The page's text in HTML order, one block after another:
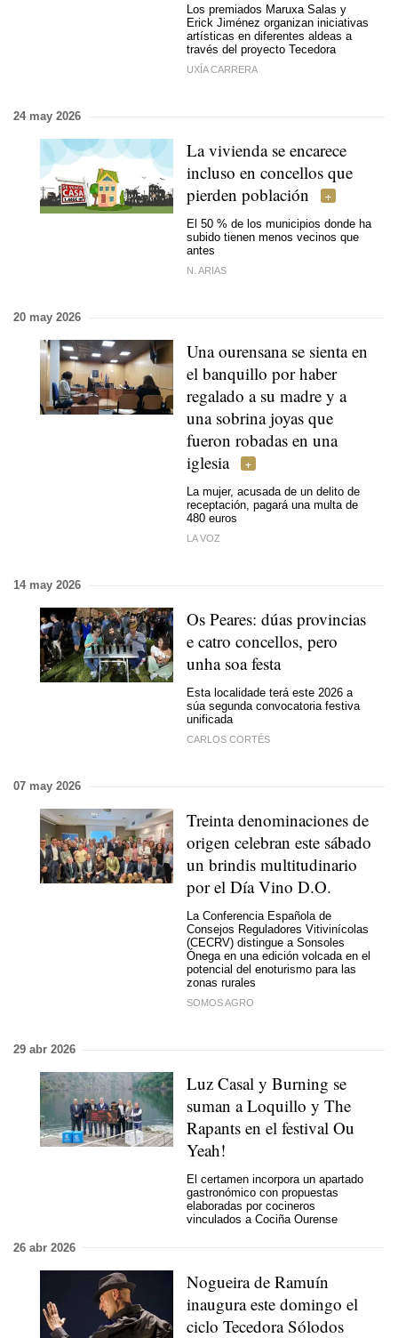
Los premiados Maruxa Salas y
Erick Jiménez organizan iniciativas
artísticas en diferentes aldeas a
través del proyecto Tecedora
UXÍA CARRERA
24 may 2026
La vivienda se encarece
incluso en concellos que
pierden población
El 50 % de los municipios donde ha
subido tienen menos vecinos que
antes
N. ARIAS
20 may 2026
Una ourensana se sienta en
el banquillo por haber
regalado a su madre y a
una sobrina joyas que
fueron robadas en una
iglesia
La mujer, acusada de un delito de
receptación, pagará una multa de
480 euros
LA VOZ
14 may 2026
Os Peares: dúas provincias
e catro concellos, pero
unha soa festa
Esta localidade terá este 2026 a
súa segunda convocatoria festiva
unificada
CARLOS CORTÉS
07 may 2026
Treinta denominaciones de
origen celebran este sábado
un brindis multitudinario
por el Día Vino D.O.
La Conferencia Española de
Consejos Reguladores Vitivinícolas
(CECRV) distingue a Sonsoles
Ónega en una edición volcada en el
potencial del enoturismo para las
zonas rurales
SOMOS AGRO
29 abr 2026
Luz Casal y Burning se
suman a Loquillo y The
Rapants en el festival Ou
Yeah!
El certamen incorpora un apartado
gastronómico con propuestas
elaboradas por cocineros
vinculados a Cociña Ourense
26 abr 2026
Nogueira de Ramuín
inaugura este domingo el
ciclo Tecedora Sólodos